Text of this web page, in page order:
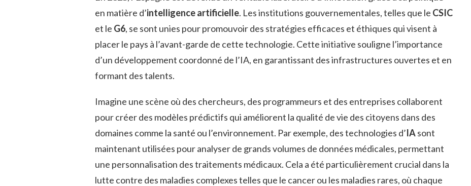
en matière d’intelligence artificielle. Les institutions gouvernementales, telles que le CSIC
et le G6, se sont unies pour promouvoir des stratégies efficaces et éthiques qui visent à
placer le pays à l’avant-garde de cette technologie. Cette initiative souligne l’importance
d’un développement coordonné de l’IA, en garantissant des infrastructures ouvertes et en
formant des talents.
Imagine une scène où des chercheurs, des programmeurs et des entreprises collaborent
pour créer des modèles prédictifs qui améliorent la qualité de vie des citoyens dans des
domaines comme la santé ou l’environnement. Par exemple, des technologies d’IAsont
maintenant utilisées pour analyser de grands volumes de données médicales, permettant
une personnalisation des traitements médicaux. Cela a été particulièrement crucial dans la
lutte contre des maladies complexes telles que le cancer ou les maladies rares, où chaque